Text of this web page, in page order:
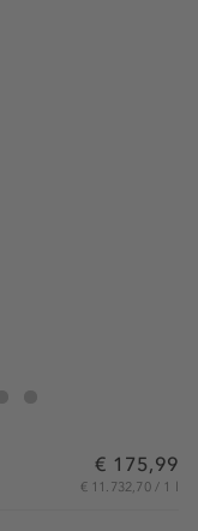
€ 175,99
€ 11.732,70 / 1 l